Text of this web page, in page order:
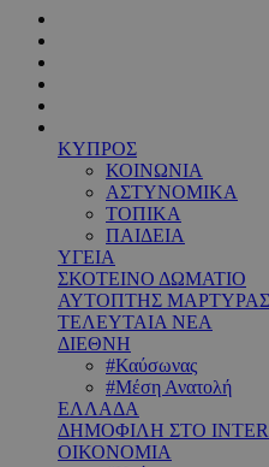
ΚΥΠΡΟΣ
ΚΟΙΝΩΝΙΑ
ΑΣΤΥΝΟΜΙΚΑ
ΤΟΠΙΚΑ
ΠΑΙΔΕΙΑ
ΥΓΕΙΑ
ΣΚΟΤΕΙΝΟ ΔΩΜΑΤΙΟ
ΑΥΤΟΠΤΗΣ ΜΑΡΤΥΡΑΣ
ΤΕΛΕΥΤΑΙΑ ΝΕΑ
ΔΙΕΘΝΗ
#Καύσωνας
#Μέση Ανατολή
ΕΛΛΑΔΑ
ΔΗΜΟΦΙΛΗ ΣΤΟ
ΟΙΚΟΝΟΜΙΑ